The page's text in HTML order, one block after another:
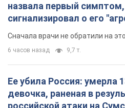
назвала первый
сигнализировал о его
Сначала врачи не обратили на
6 часов назад 9,7 т.
Ее убила Россия: умерла
девочка, раненая в